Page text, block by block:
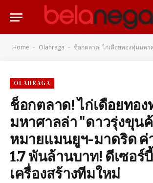
Home - Olahraga - ช็อกตลาด! ไก่เดือยทองทุ่มมหาศาลล่า "ดาวรุ่งขุนค้อน" เป้าหมายแมนยูฯ-มาดริด ค่าตั
OLAHRAGA
ช็อกตลาด! ไก่เดือยทอง
มหาศาลล่า "ดาวรุ่งขุน
หมายแมนยูฯ-มาดริด ค่
1.7 พันล้านบาท! ดีเซอร์
เครื่องสร้างทีมใหม่